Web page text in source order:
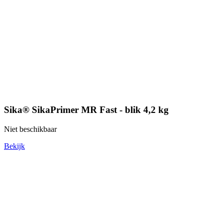
Sika® SikaPrimer MR Fast - blik 4,2 kg
Niet beschikbaar
Bekijk